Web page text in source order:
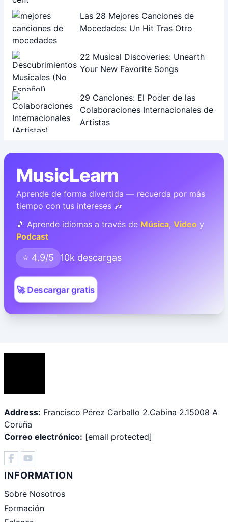
Las 28 Mejores Canciones de
Mocedades: Un Hit Tras Otro
22 Musical Discoveries: Unearth
Your New Favorite Songs
29 Canciones: El Poder de las
Colaboraciones Internacionales de
Artistas
MusicLearn
Aprende de forma divertida — recuerda por más
tiempo con tus intereses 🎶
🎵 Aprende idiomas a través de Música, Video y
Podcast
⭐ 4.9/5 10k descargas
🚀 Descargar gratis
Address: Francisco Pérez Carballo 2.Cabina 2.15008 A
Coruña
Correo electrónico: [email protected]
INFORMATION
Sobre Nosotros
Formación